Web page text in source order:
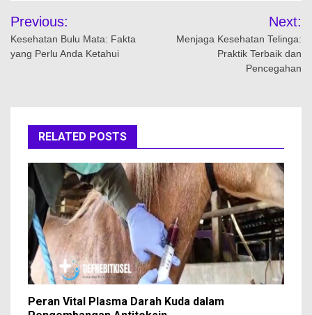
Navigasi
pos
Previous:
Kesehatan Bulu Mata: Fakta
yang Perlu Anda Ketahui
Next:
Menjaga Kesehatan Telinga:
Praktik Terbaik dan
Pencegahan
RELATED POSTS
Peran Vital Plasma Darah Kuda dalam